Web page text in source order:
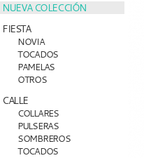
NUEVA COLECCIÓN
FIESTA
NOVIA
TOCADOS
PAMELAS
OTROS
CALLE
COLLARES
PULSERAS
SOMBREROS
TOCADOS